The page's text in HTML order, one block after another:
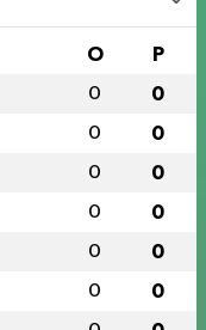
O P
0 0
0 0
0 0
0 0
0 0
0 0